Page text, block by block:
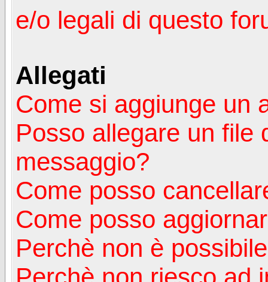
e/o legali di questo
Allegati
Come si aggiunge un
Posso allegare un file
messaggio?
Come posso
Come posso
Perchè non è